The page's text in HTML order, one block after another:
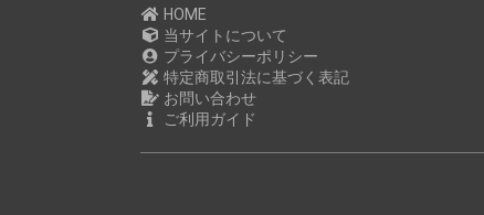
HOME
当サイトについて
プライバシーポリシー
特定商取引法に基づく表記
お問い合わせ
ご利用ガイド